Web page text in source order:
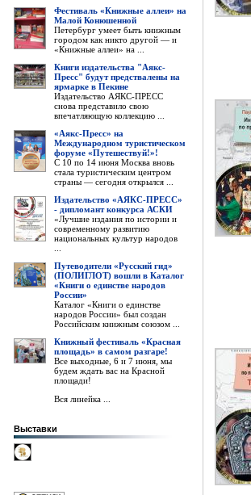
Фестиваль «Книжные аллеи» на
Малой Конюшенной
Петербург умеет быть книжным
городом как никто другой — и
«Книжные аллеи» на ...
Книги издательства "Аякс-
Пресс" будут предствалены на
ярмарке в Пекине
Издательство АЯКС-ПРЕСС
снова представило свою
впечатляющую коллекцию ...
«Аякс-Пресс» на
Международном туристическом
форуме «Путешествуй!»!
С 10 по 14 июня Москва вновь
стала туристическим центром
страны — сегодня открылся ...
Издательство «АЯКС-ПРЕСС»
- дипломант конкурса АСКИ
«Лучшие издания по истории и
современному развитию
национальных культур народов
Путеводители «Русский гид»
(ПОЛИГЛОТ) вошли в Каталог
«Книги о единстве народов
России»
Каталог «Книги о единстве
народов России» был создан
Российским книжным союзом ...
Книжный фестиваль «Красная
площадь» в самом разгаре!
Все выходные, 6 и 7 июня, мы
будем ждать вас на Красной
площади!
Вся линейка ...
Выставки